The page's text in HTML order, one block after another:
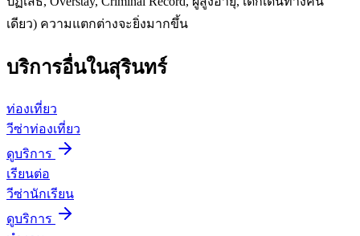
เดียว) ความแตกต่างจะยิ่งมากขึ้น
บริการอื่นในสุรินทร์
ท่องเที่ยว
วีซ่าท่องเที่ยว
ดูบริการ
เรียนต่อ
วีซ่านักเรียน
ดูบริการ